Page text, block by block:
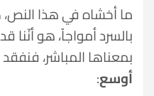
ما أخشاه في هذا
بالسرد أمواجاً، هو أنّنا
بمعناها المباشر،
أوسع: